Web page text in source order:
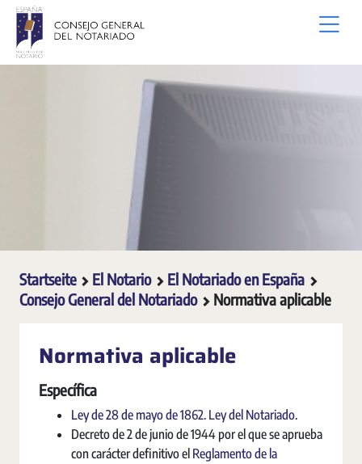
Zum Hauptinhalt springen
Startseite El Notario
El Notariado en España
Consejo General del Notariado
Normativa aplicable
Normativa aplicable
Específica
Ley de 28 de mayo de 1862. Ley del Notariado.
Decreto de 2 de junio de 1944 por el que se aprueba
con carácter definitivo el Reglamento de la